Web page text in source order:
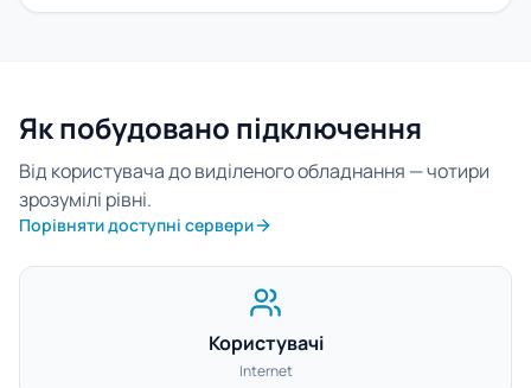
Як побудовано підключення
Від користувача до виділеного обладнання — чотири
зрозумілі рівні.
Порівняти доступні сервери
Користувачі
Internet